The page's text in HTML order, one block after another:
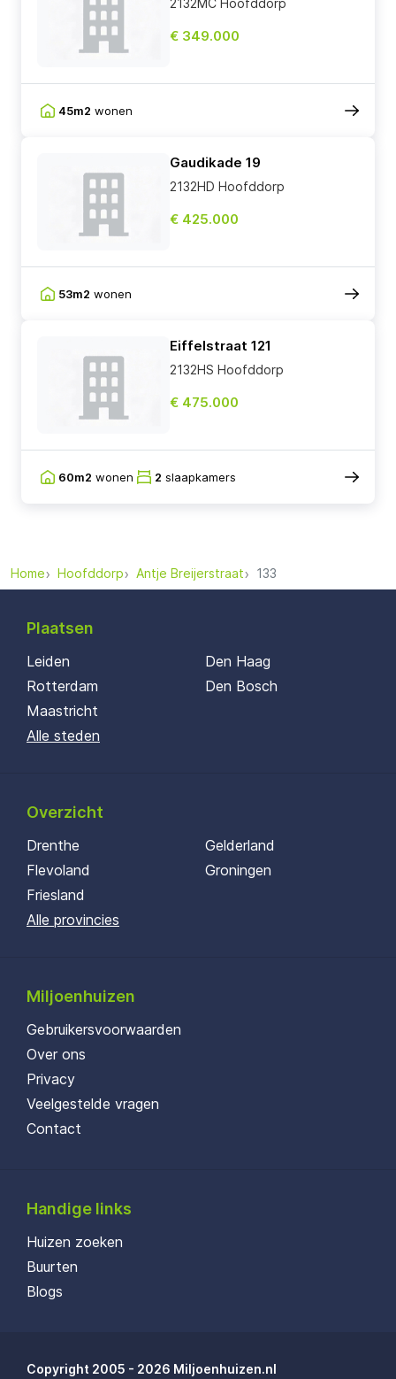
2132MC Hoofddorp
€ 349.000
45m2 wonen
Gaudikade 19
2132HD Hoofddorp
€ 425.000
53m2 wonen
Eiffelstraat 121
2132HS Hoofddorp
€ 475.000
60m2 wonen 2 slaapkamers
Home Hoofddorp Antje Breijerstraat 133
Plaatsen
Leiden
Rotterdam
Maastricht
Den Haag
Den Bosch
Alle steden
Overzicht
Drenthe
Flevoland
Friesland
Gelderland
Groningen
Alle provincies
Miljoenhuizen
Gebruikersvoorwaarden
Over ons
Privacy
Veelgestelde vragen
Contact
Handige links
Huizen zoeken
Buurten
Blogs
Copyright 2005 - 2026 Miljoenhuizen.nl